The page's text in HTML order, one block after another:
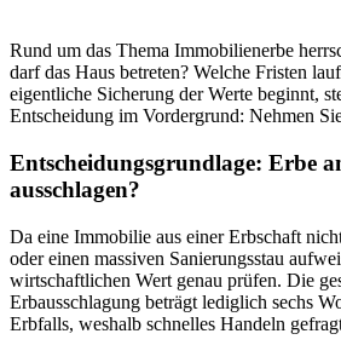
Rund um das Thema Immobilienerbe
darf das Haus betreten? Welche Fristen
eigentliche Sicherung der Werte beginnt,
Entscheidung im Vordergrund: Nehmen
Entscheidungsgrundlage: Erbe
ausschlagen?
Da eine Immobilie aus einer Erbschaft
oder einen massiven Sanierungsstau
wirtschaftlichen Wert genau prüfen. Die
Erbausschlagung beträgt lediglich sechs
Erbfalls, weshalb schnelles Handeln